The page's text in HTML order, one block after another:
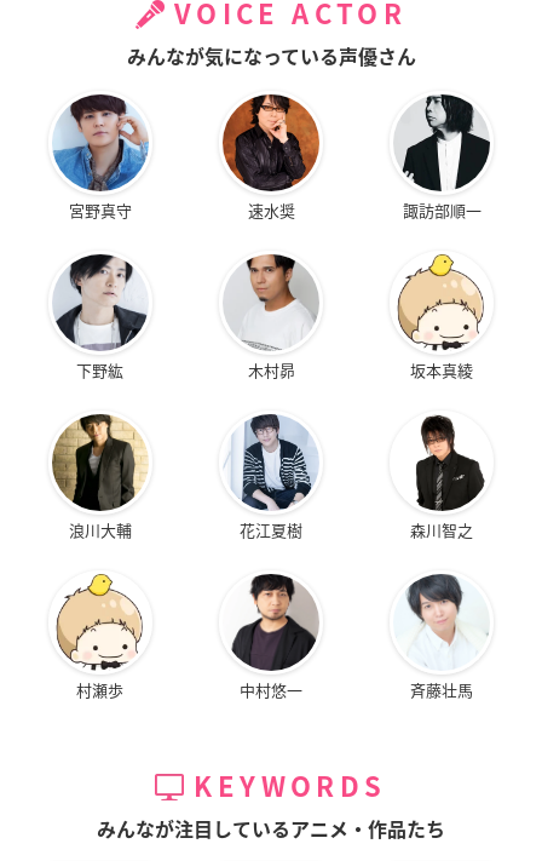
VOICE ACTOR
みんなが気になっている声優さん
宮野真守 速水奨 諏訪部順一
下野紘 木村昴 坂本真綾
浪川大輔 花江夏樹 森川智之
村瀬歩 中村悠一 斉藤壮馬
KEYWORDS
みんなが注目しているアニメ・作品たち